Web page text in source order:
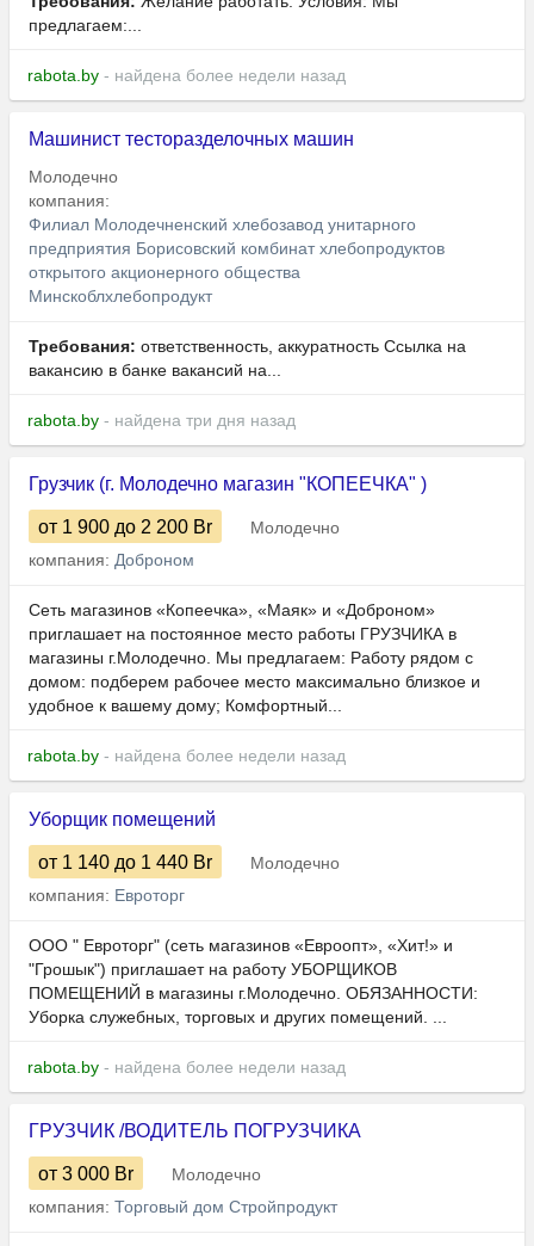
предлагаем:...
rabota.by - найдена более недели назад
Машинист тесторазделочных машин
Молодечно
компания:
Филиал Молодечненский хлебозавод унитарного
предприятия Борисовский комбинат хлебопродуктов
открытого акционерного общества
Минскоблхлебопродукт
Требования: ответственность, аккуратность Ссылка на
вакансию в банке вакансий на...
rabota.by - найдена три дня назад
Грузчик (г. Молодечно магазин "КОПЕЕЧКА" )
от 1 900 до 2 200 Br
Молодечно
компания: Доброном
Сеть магазинов «Копеечка», «Маяк» и «Доброном»
приглашает на постоянное место работы ГРУЗЧИКА в
магазины г.Молодечно. Мы предлагаем: Работу рядом с
домом: подберем рабочее место максимально близкое и
удобное к вашему дому; Комфортный...
rabota.by - найдена более недели назад
Уборщик помещений
от 1 140 до 1 440 Br
Молодечно
компания: Евроторг
ООО " Евроторг" (сеть магазинов «Евроопт», «Хит!» и
"Грошык") приглашает на работу УБОРЩИКОВ
ПОМЕЩЕНИЙ в магазины г.Молодечно. ОБЯЗАННОСТИ:
Уборка служебных, торговых и других помещений. ...
rabota.by - найдена более недели назад
ГРУЗЧИК /ВОДИТЕЛЬ ПОГРУЗЧИКА
от 3 000 Br
Молодечно
компания: Торговый дом Стройпродукт